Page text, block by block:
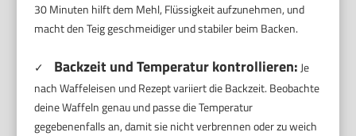
30 Minuten hilft dem Mehl, Flüssigkeit aufzunehmen, und
macht den Teig geschmeidiger und stabiler beim Backen.
✓ Backzeit und Temperatur kontrollieren: Je
nach Waffeleisen und Rezept variiert die Backzeit. Beobachte
deine Waffeln genau und passe die Temperatur
gegebenenfalls an, damit sie nicht verbrennen oder zu weich